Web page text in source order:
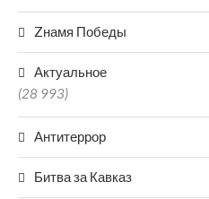
Zнамя Победы
Актуальное
(28 993)
Антитеррор
Битва за Кавказ